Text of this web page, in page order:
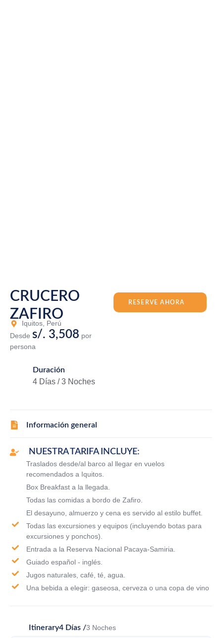
CRUCERO
ZAFIRO
Iquitos, Perú
Desde s/. 3,508 por
persona
RESERVE AHORA
Duración
4 Días / 3 Noches
Información general
NUESTRA TARIFA INCLUYE:
Traslados desde/al barco al llegar en vuelos
recomendados a Iquitos.
Box Breakfast a la llegada.
Todas las comidas a bordo de Zafiro.
El desayuno, almuerzo y cena es servido al estilo buffet.
Todas las excursiones y equipos (incluyendo botas para
excursiones y ponchos).
Entrada a la Reserva Nacional Pacaya-Samiria.
Guiado español - inglés.
Jugos naturales, café, té, agua.
Una bebida a elegir: gaseosa, cerveza o una copa de vino
Itinerary4 Días /3 Noches